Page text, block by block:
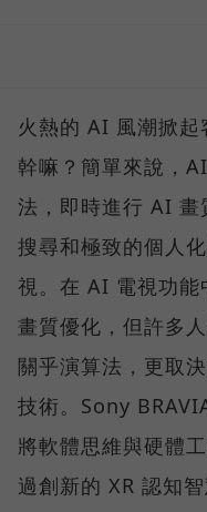
火熱的 AI 風潮掀
幹嘛？簡單來說，
法，即時進行 AI 畫
搜尋和極致的個人
視。在 AI 電視功
畫質優化，但許多
關乎演算法，更取
技術。Sony
將軟體思維與硬體
過創新的 XR 認知